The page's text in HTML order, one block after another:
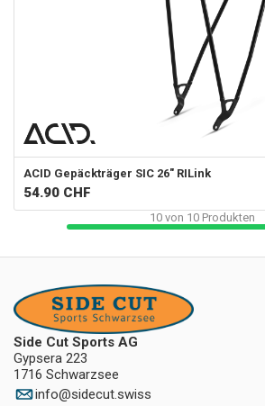
ACID Gepäckträger SIC 26" RILink
54.90 CHF
10von 10Produkten
Side Cut Sports AG
Gypsera 223
1716 Schwarzsee
info@sidecut.swiss